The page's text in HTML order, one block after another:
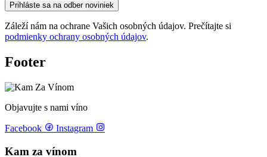
Prihláste sa na odber noviniek
Záleží nám na ochrane Vašich osobných údajov. Prečítajte si
podmienky ochrany osobných údajov.
Footer
Objavujte s nami víno
Facebook Instagram
Kam za vínom